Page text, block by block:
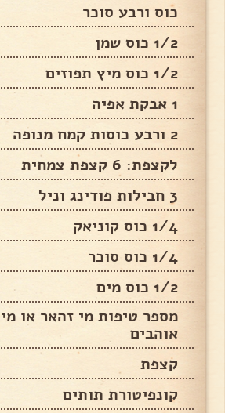
כוס ורבע סוכר
1/2 כוס שמן
1/2 כוס מיץ תפוזים
1 אבקת אפיה
2 ורבע כוסות קמח מנופה
לקצפת: 6 קצפת צמחית
3 חבילות פודינג וניל
1/4 כוס קוניאק
1/4 כוס סוכר
1/2 כוס מים
מספר טיפות מי זהאר או
אוהבים
קצפת
קונפיטורת תותים